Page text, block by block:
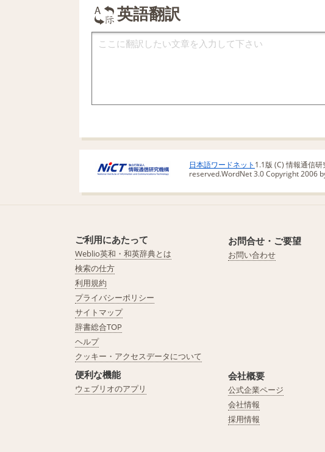
英語翻訳
日本語ワードネット 1.1版 (C) 情報通信
reserved.WordNet 3.0 Copyright 2006
ご利用にあたって
Weblio英和・和英辞典とは
検索の仕方
利用規約
プライバシーポリシー
サイトマップ
辞書総合TOP
ヘルプ
クッキー・アクセスデータについて
便利な機能
ウェブリオのアプリ
お問合せ・ご要望
お問い合わせ
会社概要
公式企業ページ
会社情報
採用情報